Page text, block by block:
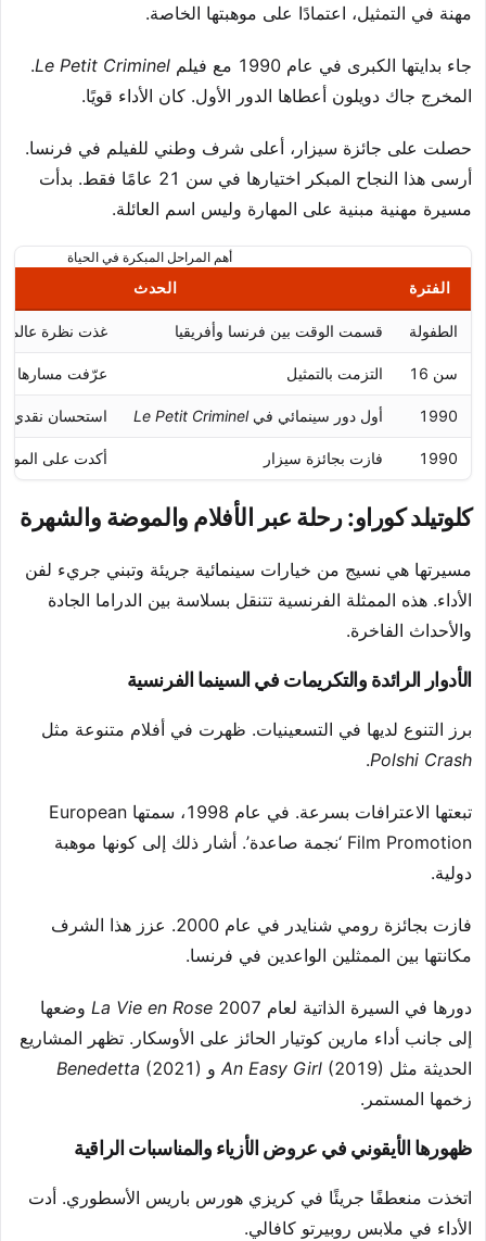
مهنة في التمثيل، اعتمادًا على موهبتها الخاصة.
جاء بدايتها الكبرى في عام 1990 مع فيلم Le Petit Criminel
.
المخرج جاك دويلون أعطاها الدور الأول. كان الأداء قويًا.
حصلت على جائزة سيزار، أعلى شرف وطني للفيلم في فرنسا.
أرسى هذا النجاح المبكر اختيارها في سن 21 عامًا فقط. بدأت
مسيرة مهنية مبنية على المهارة وليس اسم العائلة.
أهم المراحل المبكرة في الحياة
الفترة الحدث
الطفولة قسمت الوقت بين فرنسا وأفريقيا غذت نظرة عالمية
سن 16 التزمت بالتمثيل عرّفت مسارها
1990 أول دور سينمائي فيLe Petit Criminel استحسان نقدي
1990 فازت بجائزة سيزار أكدت على
كلوتيلد كوراو: رحلة عبر الأفلام والموضة والشهرة
مسيرتها هي نسيج من خيارات سينمائية جريئة وتبني جريء لفن
الأداء. هذه الممثلة الفرنسية تتنقل بسلاسة بين الدراما الجادة
والأحداث الفاخرة.
الأدوار الرائدة والتكريمات في السينما الفرنسية
برز التنوع لديها في التسعينيات. ظهرت في أفلام متنوعة مثل
Polshi Crash
.
تبعتها الاعترافات بسرعة. في عام 1998، سمتها European
Film Promotion ‘نجمة صاعدة’. أشار ذلك إلى كونها موهبة
دولية.
فازت بجائزة رومي شنايدر في عام 2000. عزز هذا الشرف
مكانتها بين الممثلين الواعدين في فرنسا.
دورها في السيرة الذاتية لعام 2007 La Vie en Rose وضعها
إلى جانب أداء مارين كوتيار الحائز على الأوسكار. تظهر المشاريع
الحديثة مثل
An Easy Girl (2019) و Benedetta (2021)
زخمها المستمر.
ظهورها الأيقوني في عروض الأزياء والمناسبات الراقية
اتخذت منعطفًا جريئًا في كريزي هورس باريس الأسطوري. أدت
الأداء في ملابس روبيرتو كافالي.